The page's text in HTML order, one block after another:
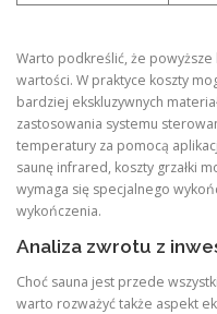
Warto podkreślić, że
wartości. W praktyce koszty
bardziej ekskluzywnych
zastosowania systemu
temperatury za pomocą
saunę infrared, koszty grzałki
wymaga się specjalnego
wykończenia.
Analiza zwrotu z
Choć sauna jest przede
warto rozważyć także aspekt